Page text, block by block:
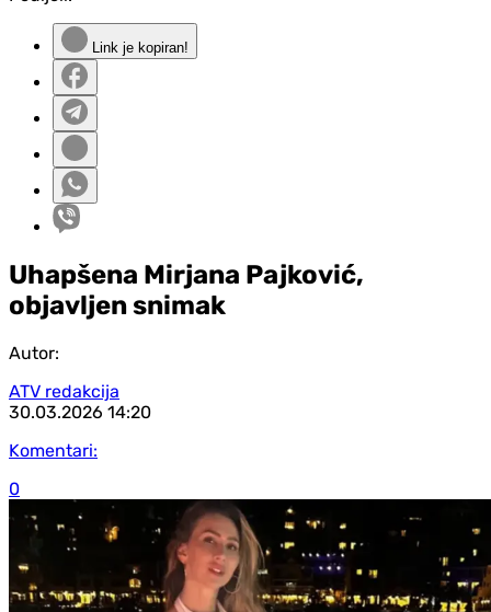
Link je kopiran!
Uhapšena Mirjana Pajković,
objavljen snimak
Autor:
ATV redakcija
30.03.2026 14:20
Komentari:
0